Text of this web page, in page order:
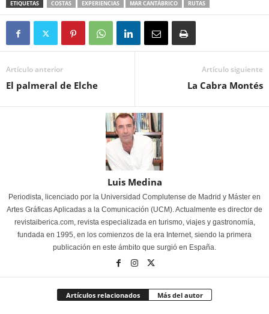
ETIQUETAS COSTAS EXPERIENCIAS MAR CANTÁBRICO RUTAS
Artículo anterior
El palmeral de Elche
Artículo siguiente
La Cabra Montés
Luis Medina
Periodista, licenciado por la Universidad Complutense de Madrid y Máster en
Artes Gráficas Aplicadas a la Comunicación (UCM). Actualmente es director de
revistaiberica.com, revista especializada en turismo, viajes y gastronomía,
fundada en 1995, en los comienzos de la era Internet, siendo la primera
publicación en este ámbito que surgió en España.
Artículos relacionados Más del autor